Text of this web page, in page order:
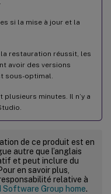
si la mise à jour et la
la restauration réussit, les
avoir des versions
sous-optimal.
plusieurs minutes. Il n’y a
de ce produit est en
autre que l’anglais
et peut inclure du
en savoir plus,
relative à
Software Group home.